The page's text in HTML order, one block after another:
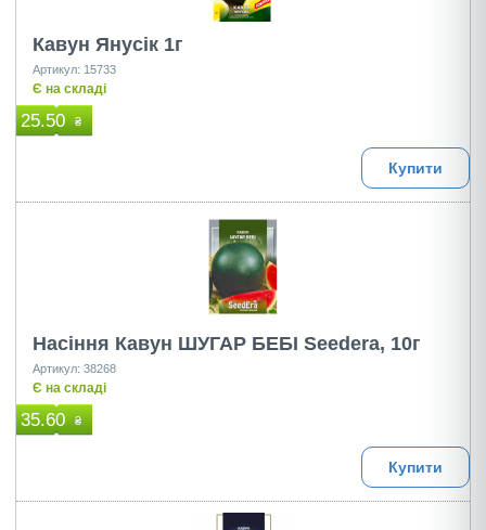
Кавун Янусік 1г
Артикул: 15733
Є на складі
25.50 ₴
Купити
Насіння Кавун ШУГАР БЕБІ Seedera, 10г
Артикул: 38268
Є на складі
35.60 ₴
Купити